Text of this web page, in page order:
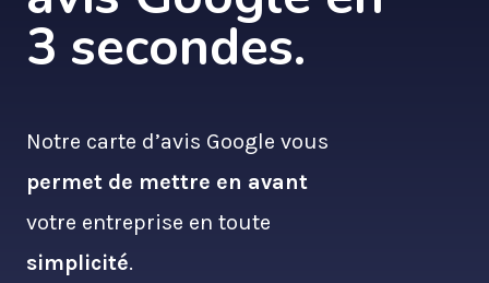
3 secondes.
Notre carte d’avis Google vous
permet de mettre en avant
votre entreprise en toute
simplicité.